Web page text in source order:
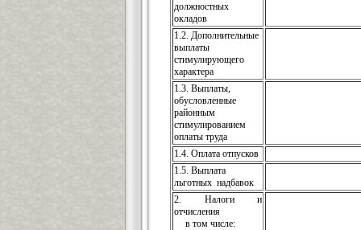
должностных
окладов
1.2. Дополнительные
выплаты
стимулирующего
характера
1.3. Выплаты,
обусловленные
районным
стимулированием
оплаты труда
1.4. Оплата отпусков
1.5. Выплата
льготных надбавок
2. Налоги и
отчисления
в том числе: